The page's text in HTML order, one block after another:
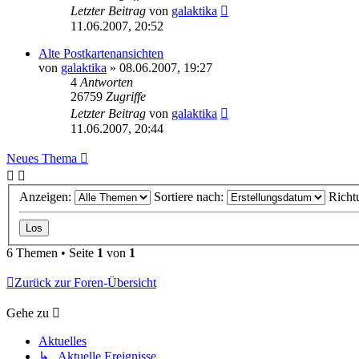
Letzter Beitrag von galaktika
11.06.2007, 20:52
Alte Postkartenansichten
von galaktika » 08.06.2007, 19:27
4 Antworten
26759 Zugriffe
Letzter Beitrag von galaktika
11.06.2007, 20:44
Neues Thema
Anzeigen: Sortiere nach:
6 Themen • Seite 1 von 1
Zurück zur Foren-Übersicht
Gehe zu
Aktuelles